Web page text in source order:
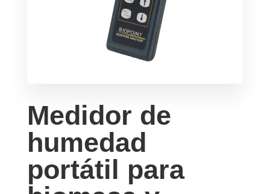
Medidor de
humedad
portátil para